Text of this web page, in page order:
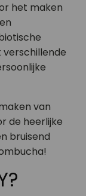
het maken
van
de heerlijke
bruisend